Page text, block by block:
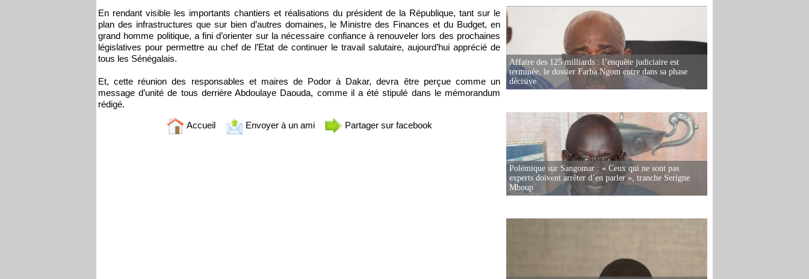
En rendant visible les importants chantiers et réalisations du président de la République, tant sur le
plan des infrastructures que sur bien d’autres domaines, le Ministre des Finances et du Budget, en
grand homme politique, a fini d’orienter sur la nécessaire confiance à renouveler lors des prochaines
législatives pour permettre au chef de l’Etat de continuer le travail salutaire, aujourd’hui apprécié de
tous les Sénégalais.
Et, cette réunion des responsables et maires de Podor à Dakar, devra être perçue comme un
message d’unité de tous derrière Abdoulaye Daouda, comme il a été stipulé dans le mémorandum
rédigé.
Accueil Envoyer à un ami Partager sur facebook
Affaire des 125 milliards : l’enquête judiciaire est
terminée, le dossier Farba Ngom entre dans sa phase
décisive
Polémique sur Sangomar : « Ceux qui ne sont pas
experts doivent arrêter d’en parler », tranche Serigne
Mboup